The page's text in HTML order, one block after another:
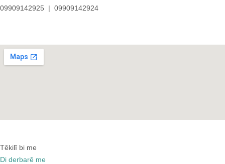
09909142925 | 09909142924
Têkilî bi me
Di derbarê me